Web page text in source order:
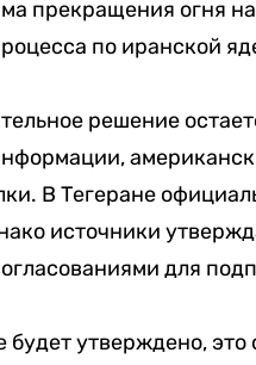
прекращения огня
по иранской
решение
В Тегеране
источники
для
будет утверждено,